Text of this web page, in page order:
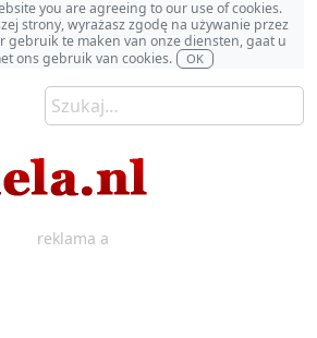
you are agreeing to our use of cookies.
strony, wyrażasz zgodę na używanie przez
gebruik te maken van onze diensten, gaat u
ons gebruik van cookies.
OK
reklama a